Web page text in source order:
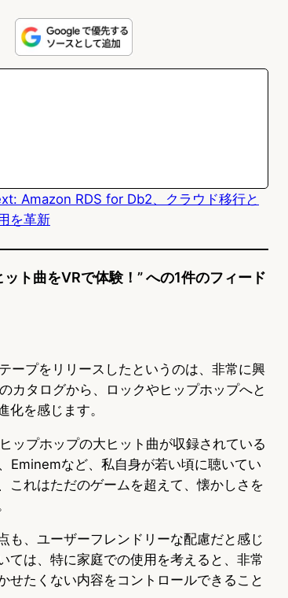
Amazon RDS for Db2、クラウド移行と
を革新
ト曲をVRで体験！” への1件のフィード
ープをリリースしたというのは、非常に興
カタログから、ロックやヒップホップへと
を感じます。
ップホップの大ヒット曲が収録されている
Eminemなど、私自身が若い頃に聴いてい
これはただのゲームを超えて、懐かしさを
も、ユーザーフレンドリーな配慮だと感じ
ては、特に家庭での使用を考えると、非常
せたくない内容をコントロールできること